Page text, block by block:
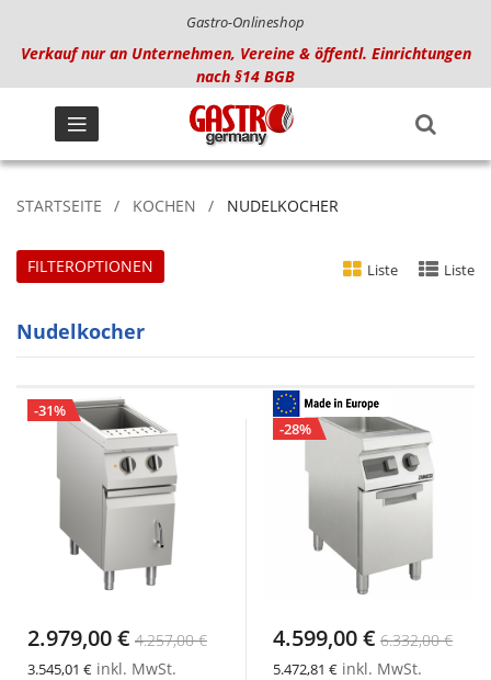
Gastro-Onlineshop
Verkauf nur an Unternehmen, Vereine & öffentl. Einrichtungen
nach §14 BGB
STARTSEITE KOCHEN NUDELKOCHER
Nudelkocher
Liste Liste
-31%
2.979,00 € 4.257,00 €
3.545,01 € inkl. MwSt.
-28%
4.599,00 € 6.332,00 €
5.472,81 € inkl. MwSt.
FILTEROPTIONEN